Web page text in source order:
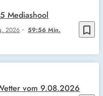
bookmark_border
2026 59:56 Min.
Mediashool
vom 9.08.2026